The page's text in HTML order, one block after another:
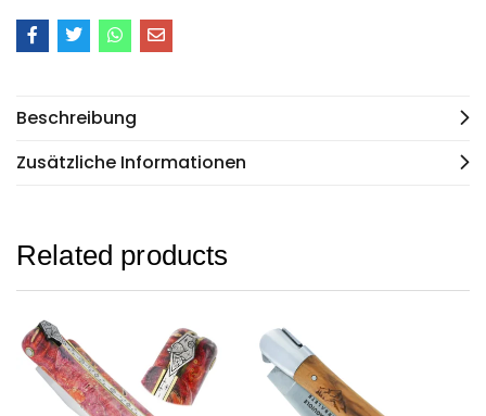
Beschreibung
Zusätzliche Informationen
Related products